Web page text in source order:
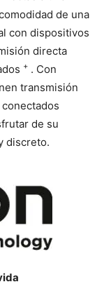
de una
con dispositivos
directa
+ . Con
transmisión
de su
discreto.